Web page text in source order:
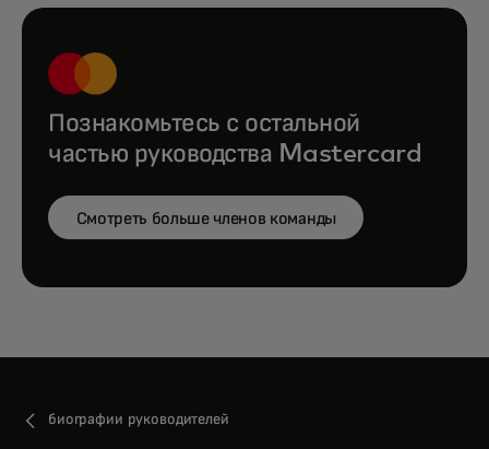
Познакомьтесь с остальной
частью руководства Mastercard
Смотреть больше членов команды
биографии руководителей